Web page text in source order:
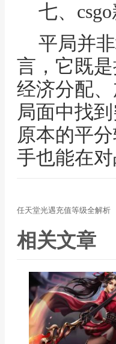
七、
平局并
言，它既
经济分配
局面中找
原本的平
手也能在
任天堂光遇充值等级全解析
相关文章